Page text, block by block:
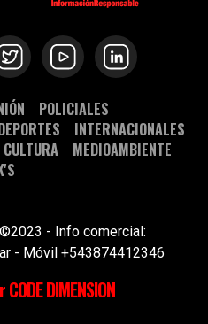
POLICIALES
INTERNACIONALES
CULTURA
MEDIOAMBIENTE
- Info comercial:
- Móvil +543874412346
DIMENSION